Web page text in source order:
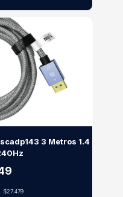
3 Metros 1.4
$27.479